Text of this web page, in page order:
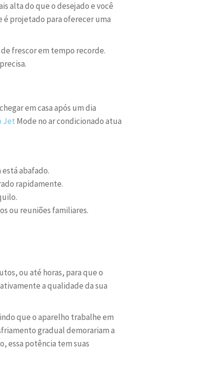
alta do que o desejado e você
projetado para oferecer uma
frescor em tempo recorde.
em casa após um dia
Jet Mode no ar condicionado atua
abafado.
rapidamente.
ou reuniões familiares.
ou até horas, para que o
a qualidade da sua
que o aparelho trabalhe em
gradual demorariam a
essa potência tem suas